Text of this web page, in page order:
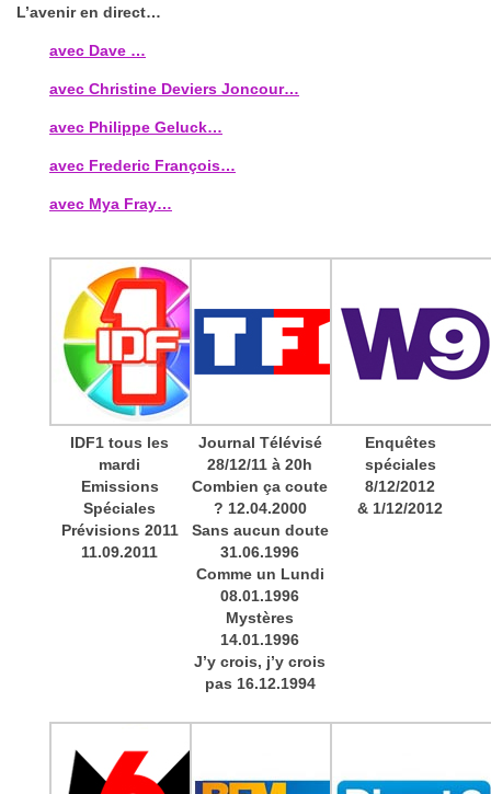
L’avenir en direct…
avec Dave …
avec Christine Deviers Joncour…
avec Philippe Geluck…
avec Frederic François…
avec Mya Fray…
IDF1 tous les
mardi
Emissions
Spéciales
Prévisions 2011
11.09.2011
Journal Télévisé
28/12/11 à 20h
Combien ça coute
? 12.04.2000
Sans aucun doute
31.06.1996
Comme un Lundi
08.01.1996
Mystères
14.01.1996
J’y crois, j’y crois
pas 16.12.1994
Enquêtes
spéciales
8/12/2012
& 1/12/2012